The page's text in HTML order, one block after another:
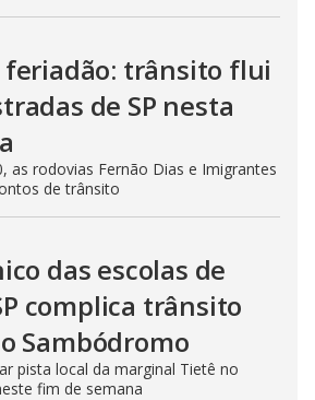
feriadão: trânsito flui
de SP nesta
as rodovias Fernão Dias e Imigrantes
de trânsito
das escolas de
complica trânsito
Sambódromo
pista local da marginal Tietê no
fim de semana